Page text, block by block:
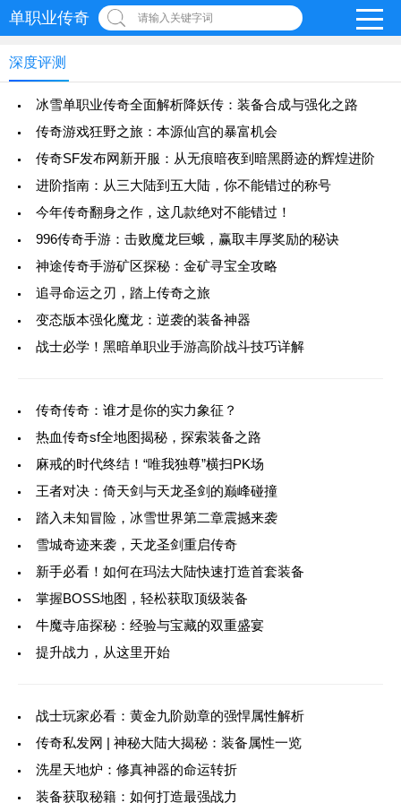
单职业传奇 请输入关键字词
深度评测
冰雪单职业传奇全面解析降妖传：装备合成与强化之路
传奇游戏狂野之旅：本源仙宫的暴富机会
传奇SF发布网新开服：从无痕暗夜到暗黑爵迹的辉煌进阶
进阶指南：从三大陆到五大陆，你不能错过的称号
今年传奇翻身之作，这几款绝对不能错过！
996传奇手游：击败魔龙巨蛾，赢取丰厚奖励的秘诀
神途传奇手游矿区探秘：金矿寻宝全攻略
追寻命运之刃，踏上传奇之旅
变态版本强化魔龙：逆袭的装备神器
战士必学！黑暗单职业手游高阶战斗技巧详解
传奇传奇：谁才是你的实力象征？
热血传奇sf全地图揭秘，探索装备之路
麻戒的时代终结！“唯我独尊”横扫PK场
王者对决：倚天剑与天龙圣剑的巅峰碰撞
踏入未知冒险，冰雪世界第二章震撼来袭
雪城奇迹来袭，天龙圣剑重启传奇
新手必看！如何在玛法大陆快速打造首套装备
掌握BOSS地图，轻松获取顶级装备
牛魔寺庙探秘：经验与宝藏的双重盛宴
提升战力，从这里开始
战士玩家必看：黄金九阶勋章的强悍属性解析
传奇私发网 | 神秘大陆大揭秘：装备属性一览
洗星天地炉：修真神器的命运转折
装备获取秘籍：如何打造最强战力